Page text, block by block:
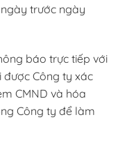
trước ngày
báo trực tiếp với
Công ty xác
CMND và hóa
Công ty để làm